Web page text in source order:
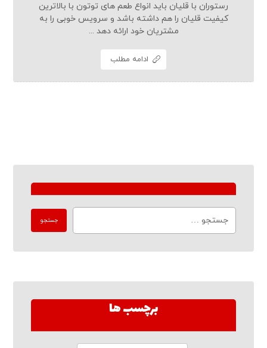
رستوران با قلیان باید انواع طعم ‌های توتون با بالاترین
کیفیت قلیان را هم داشته باشد و سرویس خوبی را به
مشتریان خود ارائه دهد ...
ادامه مطلب
برچسب ها